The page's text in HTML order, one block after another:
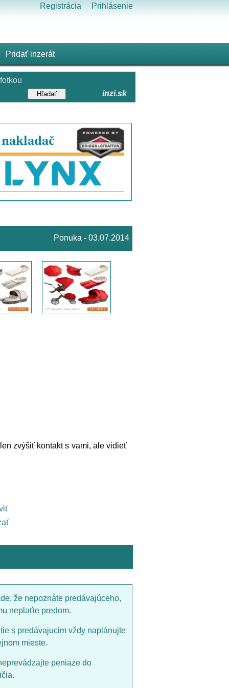
Registrácia Prihlásenie
Pridať inzerát
inzi.sk
Ponuka - 03.07.2014
zvýšiť kontakt s vami, ale vidieť
že nepoznáte predávajúceho,
neplaťte predom.
s predávajucim vždy naplánujte
mieste.
peniaze do